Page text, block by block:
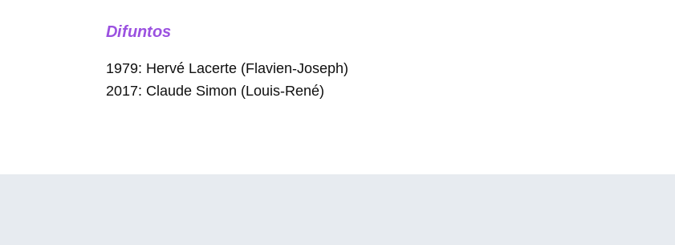
Difuntos
1979: Hervé Lacerte (Flavien-Joseph)
2017: Claude Simon (Louis-René)